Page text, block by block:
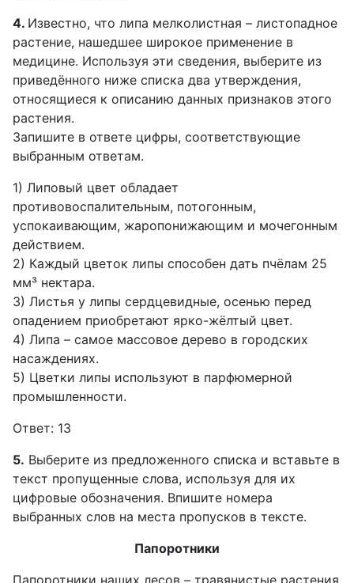
4. Известно, что липа мелколистная – листопадное
растение, нашедшее широкое применение в
медицине. Используя эти сведения, выберите из
приведённого ниже списка два утверждения,
относящиеся к описанию данных признаков этого
растения.
Запишите в ответе цифры, соответствующие
выбранным ответам.
1) Липовый цвет обладает
противовоспалительным, потогонным,
успокаивающим, жаропонижающим и мочегонным
действием.
2) Каждый цветок липы способен дать пчёлам 25
мм³ нектара.
3) Листья у липы сердцевидные, осенью перед
опадением приобретают ярко-жёлтый цвет.
4) Липа – самое массовое дерево в городских
насаждениях.
5) Цветки липы используют в парфюмерной
промышленности.
Ответ: 13
5. Выберите из предложенного списка и вставьте в
текст пропущенные слова, используя для их
цифровые обозначения. Впишите номера
выбранных слов на места пропусков в тексте.
Папоротники
Папоротники наших лесов – травянистые растения